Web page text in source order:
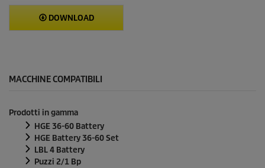
DOWNLOAD
MACCHINE COMPATIBILI
Prodotti in gamma
HGE 36-60 Battery
HGE Battery 36-60 Set
LBL 4 Battery
Puzzi 2/1 Bp